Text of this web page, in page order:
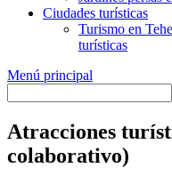
Ciudades turísticas
Turismo en
turísticas
Menú principal
Atracciones
colaborativo)